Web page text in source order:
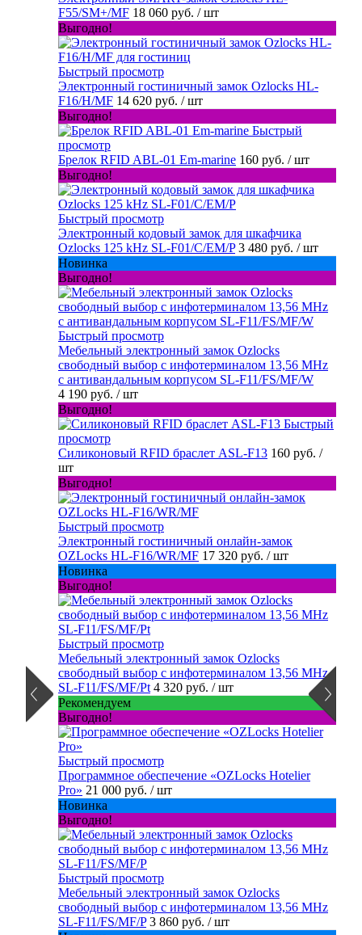
F55/SM+/MF 18 060 руб. / шт
Выгодно!
Быстрый просмотр
Электронный гостиничный замок Ozlocks HL-
F16/H/MF 14 620 руб. / шт
Выгодно!
Быстрый
просмотр
Брелок RFID ABL-01 Em-marine 160 руб. / шт
Выгодно!
Быстрый просмотр
Электронный кодовый замок для шкафчика
Ozlocks 125 kHz SL-F01/C/EM/P 3 480 руб. / шт
Новинка
Выгодно!
Быстрый просмотр
Мебельный электронный замок Ozlocks
свободный выбор с инфотерминалом 13,56 MHz
с антивандальным корпусом SL-F11/FS/MF/W
4 190 руб. / шт
Выгодно!
Быстрый
просмотр
Силиконовый RFID браслет ASL-F13 160 руб. /
шт
Выгодно!
Быстрый просмотр
Электронный гостиничный онлайн-замок
OZLocks HL-F16/WR/MF 17 320 руб. / шт
Новинка
Выгодно!
Быстрый просмотр
Мебельный электронный замок Ozlocks
свободный выбор с инфотерминалом 13,56 MHz
SL-F11/FS/MF/Pt 4 320 руб. / шт
Рекомендуем
Выгодно!
Быстрый просмотр
Программное обеспечение «OZLocks Hotelier
Pro» 21 000 руб. / шт
Новинка
Выгодно!
Быстрый просмотр
Мебельный электронный замок Ozlocks
свободный выбор с инфотерминалом 13,56 MHz
SL-F11/FS/MF/P 3 860 руб. / шт